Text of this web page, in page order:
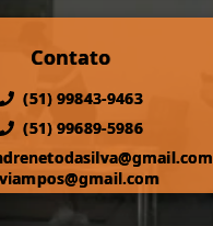
Contato
(51) 99843-9463
(51) 99689-5986